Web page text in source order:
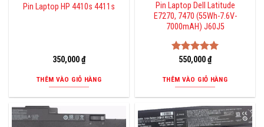
Pin Laptop HP 4410s 4411s
350,000₫
THÊM VÀO GIỎ HÀNG
Pin Laptop Dell Latitude
E7270, 7470 (55Wh-7.6V-
7000mAH) J60J5
Được xếp
5 sao
550,000₫
THÊM VÀO GIỎ HÀNG